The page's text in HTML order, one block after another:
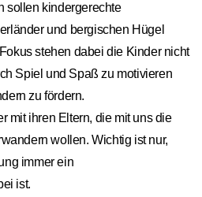
sollen kindergerechte
und bergischen Hügel
stehen dabei die Kinder nicht
Spiel und Spaß zu motivieren
zu fördern.
mit ihren Eltern, die mit uns die
wollen. Wichtig ist nur,
immer ein
ist.